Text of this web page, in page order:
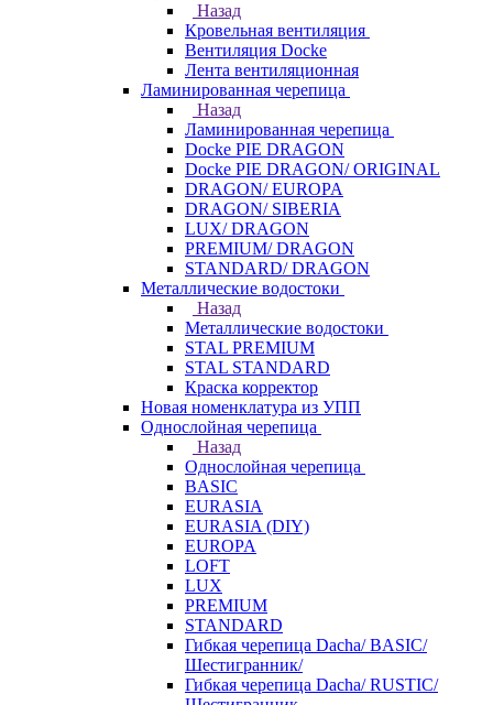
Назад
Кровельная вентиляция
Вентиляция Docke
Лента вентиляционная
Ламинированная черепица
Назад
Ламинированная черепица
Docke PIE DRAGON
Docke PIE DRAGON/ ORIGINAL
DRAGON/ EUROPA
DRAGON/ SIBERIA
LUX/ DRAGON
PREMIUM/ DRAGON
STANDARD/ DRAGON
Металлические водостоки
Назад
Металлические водостоки
STAL PREMIUM
STAL STANDARD
Краска корректор
Новая номенклатура из УПП
Однослойная черепица
Назад
Однослойная черепица
BASIC
EURASIA
EURASIA (DIY)
EUROPA
LOFT
LUX
PREMIUM
STANDARD
Гибкая черепица Dacha/ BASIC/
Шестигранник/
Гибкая черепица Dacha/ RUSTIC/